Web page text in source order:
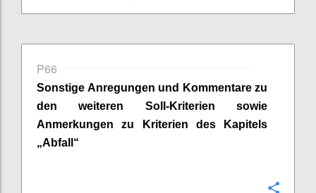
P66
Sonstige Anregungen und Kommentare zu
den weiteren Soll-Kriterien sowie
Anmerkungen zu Kriterien des Kapitels
„Abfall “